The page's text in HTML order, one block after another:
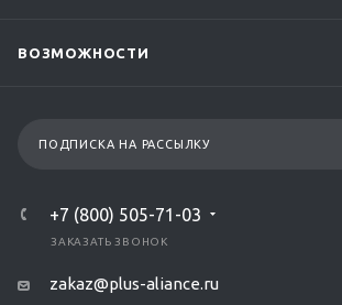
ВОЗМОЖНОСТИ
ПОДПИСКА НА РАССЫЛКУ
+7 (800) 505-71-03
ЗАКАЗАТЬ ЗВОНОК
zakaz@plus-aliance.ru